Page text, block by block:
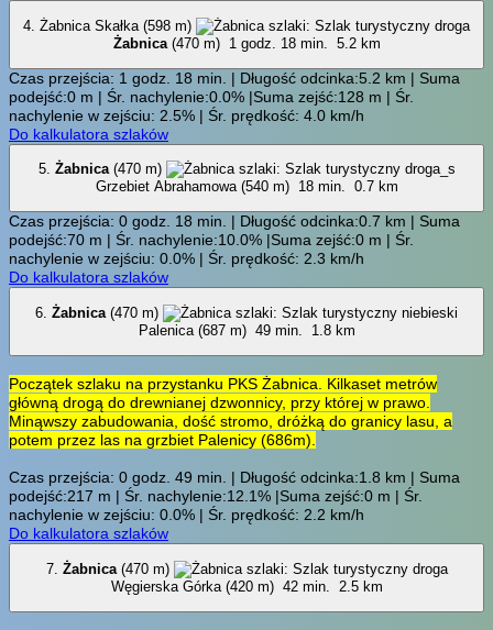
4. Żabnica Skałka (598 m)
Żabnica(470 m) 1 godz. 18 min. 5.2 km
Czas przejścia: 1 godz. 18 min. | Długość odcinka:5.2 km | Suma
podejść:0 m | Śr. nachylenie:0.0% |Suma zejść:128 m | Śr.
nachylenie w zejściu: 2.5% | Śr. prędkość: 4.0 km/h
Do kalkulatora szlaków
5. Żabnica(470 m)
Grzebiet Abrahamowa (540 m) 18 min. 0.7 km
Czas przejścia: 0 godz. 18 min. | Długość odcinka:0.7 km | Suma
podejść:70 m | Śr. nachylenie:10.0% |Suma zejść:0 m | Śr.
nachylenie w zejściu: 0.0% | Śr. prędkość: 2.3 km/h
Do kalkulatora szlaków
6. Żabnica(470 m)
Palenica (687 m) 49 min. 1.8 km
Początek szlaku na przystanku PKS Żabnica. Kilkaset metrów
główną drogą do drewnianej dzwonnicy, przy której w prawo.
Minąwszy zabudowania, dość stromo, dróżką do granicy lasu, a
potem przez las na grzbiet Palenicy (686m).
Czas przejścia: 0 godz. 49 min. | Długość odcinka:1.8 km | Suma
podejść:217 m | Śr. nachylenie:12.1% |Suma zejść:0 m | Śr.
nachylenie w zejściu: 0.0% | Śr. prędkość: 2.2 km/h
Do kalkulatora szlaków
7. Żabnica(470 m)
Węgierska Górka (420 m) 42 min. 2.5 km